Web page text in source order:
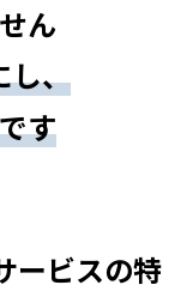
ん
し、
す
ービスの特